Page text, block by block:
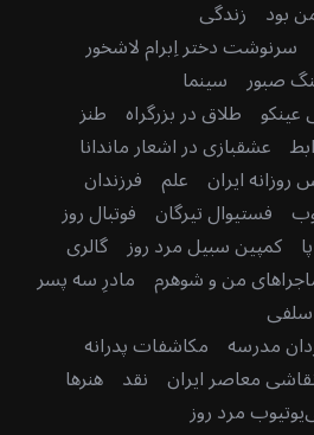
بود زندگی
سرنوشت دختر اِبرام لاشخور
صبور سینما
عینکو طلاق در بزرگراه طنز
عشقبازی در اشعار ماندانا
ایران علم فرزندان
فستیوال تیرگان فوتبال روز
کمپین سبیل مرد روز گالری
من و شوهرم مادرِ سه پسر
مدرسه مکاشفات پدرانه
معاصر ایران نقد هنرها
یوتیوب مرد روز